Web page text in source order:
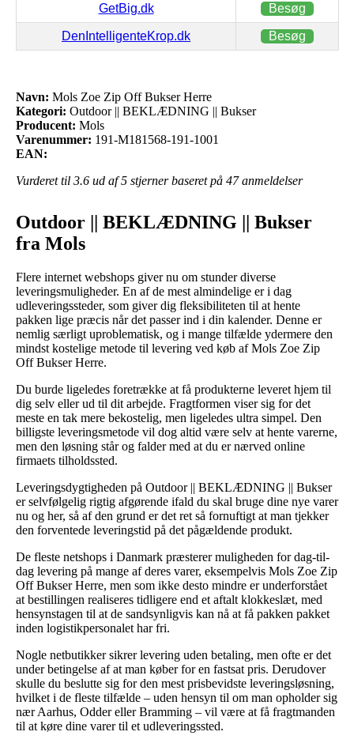
GetBig.dk Besøg
DenIntelligenteKrop.dk Besøg
Navn: Mols Zoe Zip Off Bukser Herre
Kategori: Outdoor || BEKLÆDNING || Bukser
Producent: Mols
Varenummer: 191-M181568-191-1001
EAN:
Vurderet til 3.6 ud af 5 stjerner baseret på 47anmeldelser
Outdoor || BEKLÆDNING || Bukser
fra Mols
Flere internet webshops giver nu om stunder diverse
leveringsmuligheder. En af de mest almindelige er i dag
udleveringssteder, som giver dig fleksibiliteten til at hente
pakken lige præcis når det passer ind i din kalender. Denne er
nemlig særligt uproblematisk, og i mange tilfælde ydermere den
mindst kostelige metode til levering ved køb af Mols Zoe Zip
Off Bukser Herre.
Du burde ligeledes foretrække at få produkterne leveret hjem til
dig selv eller ud til dit arbejde. Fragtformen viser sig for det
meste en tak mere bekostelig, men ligeledes ultra simpel. Den
billigste leveringsmetode vil dog altid være selv at hente varerne,
men den løsning står og falder med at du er nærved online
firmaets tilholdssted.
Leveringsdygtigheden på Outdoor || BEKLÆDNING || Bukser
er selvfølgelig rigtig afgørende ifald du skal bruge dine nye varer
nu og her, så af den grund er det ret så fornuftigt at man tjekker
den forventede leveringstid på det pågældende produkt.
De fleste netshops i Danmark præsterer muligheden for dag-til-
dag levering på mange af deres varer, eksempelvis Mols Zoe Zip
Off Bukser Herre, men som ikke desto mindre er underforstået
at bestillingen realiseres tidligere end et aftalt klokkeslæt, med
hensynstagen til at de sandsynligvis kan nå at få pakken pakket
inden logistikpersonalet har fri.
Nogle netbutikker sikrer levering uden betaling, men ofte er det
under betingelse af at man køber for en fastsat pris. Derudover
skulle du beslutte sig for den mest prisbevidste leveringsløsning,
hvilket i de fleste tilfælde – uden hensyn til om man opholder sig
nær Aarhus, Odder eller Bramming – vil være at få fragtmanden
til at køre dine varer til et udleveringssted.